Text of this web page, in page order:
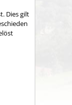
. Dies gilt